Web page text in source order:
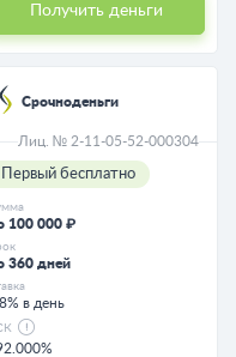
Получить деньги
Срочноденьги
Лиц. № 2-11-05-52-000304
Первый бесплатно
100 000 ₽
360 дней
в день